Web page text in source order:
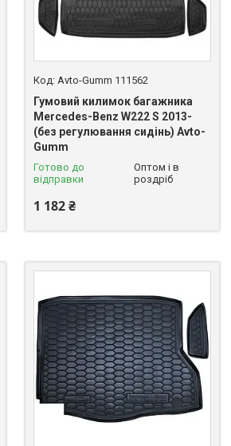
Avto-Gumm 111562
Гумовий килимок багажника
Mercedes-Benz W222 S 2013-
(без регулювання сидінь) Avto-
Gumm
Готово до
відправки
Оптом і в
роздріб
1 182 ₴